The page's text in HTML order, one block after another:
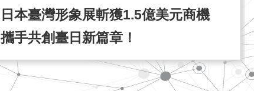
日本臺灣形象展斬獲1.5億美元商機
攜手共創臺日新篇章！